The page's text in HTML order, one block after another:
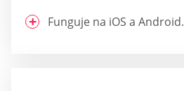
Funguje na iOS a Android.